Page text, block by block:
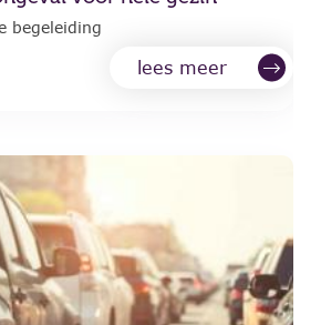
begeleiding
lees meer